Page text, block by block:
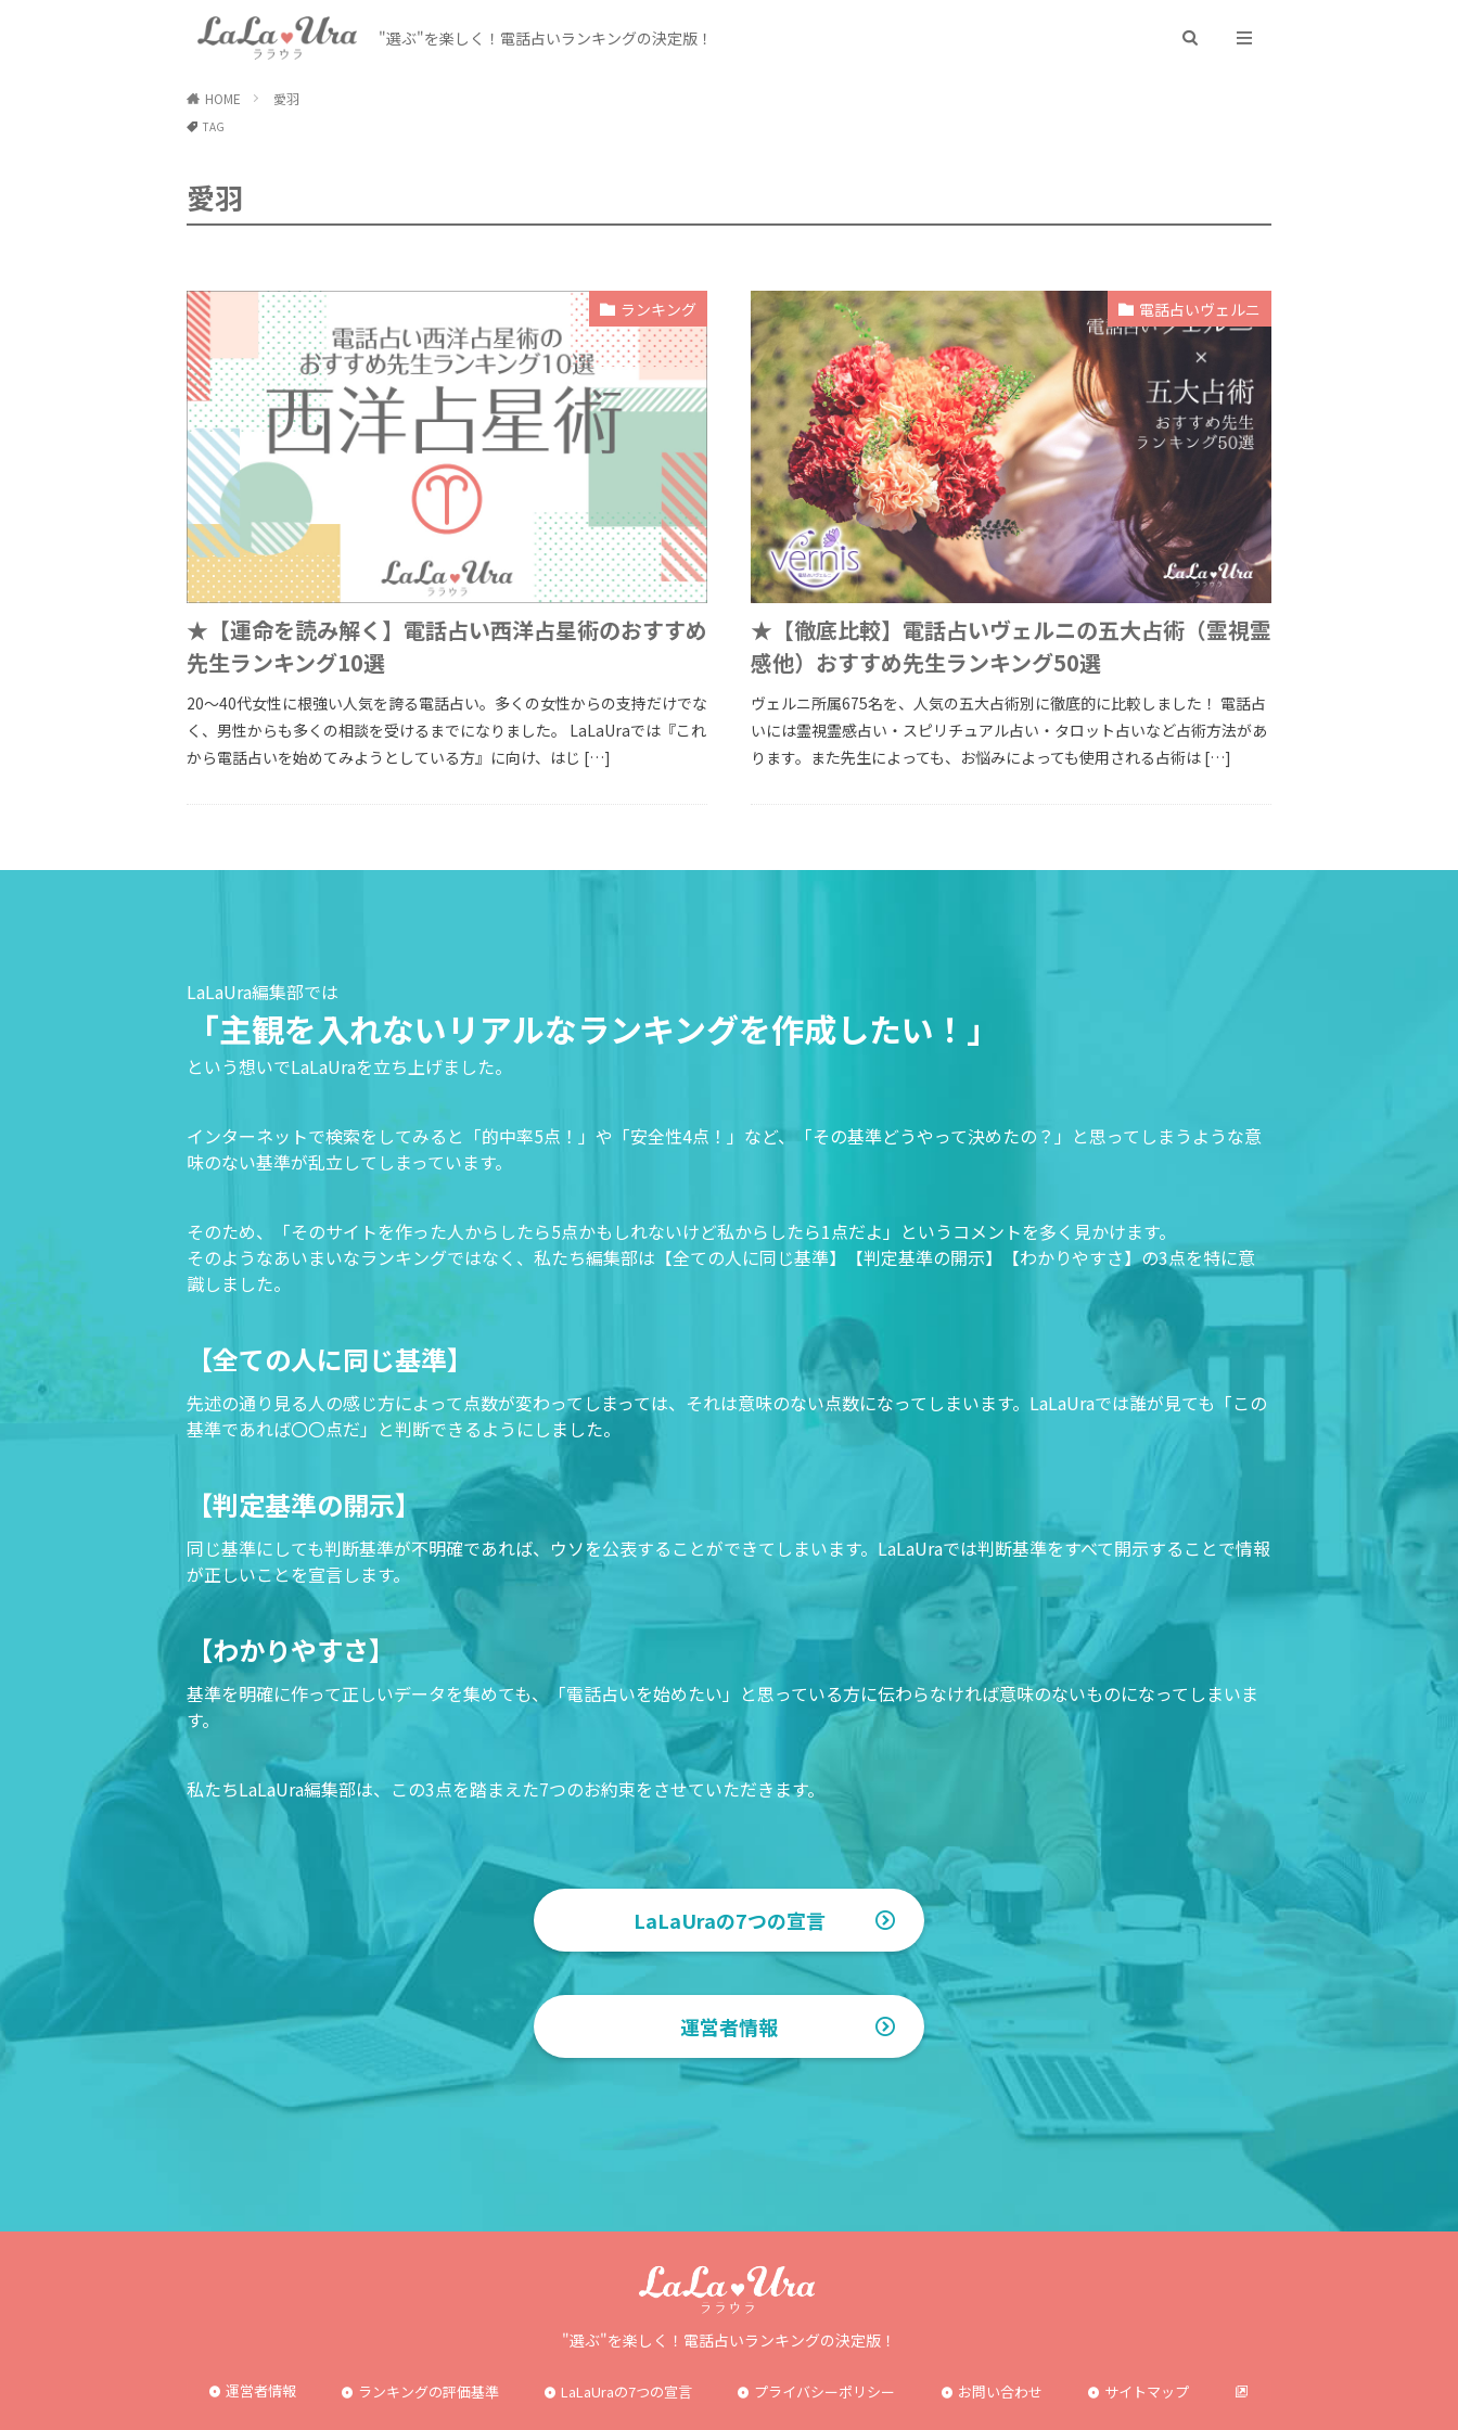
"選ぶ"を楽しく！電話占いランキングの決定版！
HOME 愛羽
TAG
愛羽
ランキング
★【運命を読み解く】電話占い西洋占星術のおすすめ
先生ランキング10選
20～40代女性に根強い人気を誇る電話占い。多くの女性からの支持だけでな
く、男性からも多くの相談を受けるまでになりました。 LaLaUraでは『これ
から電話占いを始めてみようとしている方』に向け、はじ […]
電話占いヴェルニ
★【徹底比較】電話占いヴェルニの五大占術（霊視霊
感他）おすすめ先生ランキング50選
ヴェルニ所属675名を、人気の五大占術別に徹底的に比較しました！ 電話占
いには霊視霊感占い・スピリチュアル占い・タロット占いなど占術方法があ
ります。また先生によっても、お悩みによっても使用される占術は […]
LaLaUra編集部では
「主観を入れないリアルなランキングを作成したい！」
という想いでLaLaUraを立ち上げました。
インターネットで検索をしてみると「的中率5点！」や「安全性4点！」など、「その基準どうやって決めたの？」と思ってしまうような意
味のない基準が乱立してしまっています。
そのため、「そのサイトを作った人からしたら5点かもしれないけど私からしたら1点だよ」というコメントを多く見かけます。
そのようなあいまいなランキングではなく、私たち編集部は【全ての人に同じ基準】【判定基準の開示】【わかりやすさ】の3点を特に意
識しました。
【全ての人に同じ基準】
先述の通り見る人の感じ方によって点数が変わってしまっては、それは意味のない点数になってしまいます。LaLaUraでは誰が見ても「この
基準であれば〇〇点だ」と判断できるようにしました。
【判定基準の開示】
同じ基準にしても判断基準が不明確であれば、ウソを公表することができてしまいます。LaLaUraでは判断基準をすべて開示することで情報
が正しいことを宣言します。
【わかりやすさ】
基準を明確に作って正しいデータを集めても、「電話占いを始めたい」と思っている方に伝わらなければ意味のないものになってしまいま
す。
私たちLaLaUra編集部は、この3点を踏まえた7つのお約束をさせていただきます。
LaLaUraの7つの宣言
運営者情報
"選ぶ"を楽しく！電話占いランキングの決定版！
運営者情報 ランキングの評価基準 LaLaUraの7つの宣言 プライバシーポリシー お問い合わせ サイトマップ